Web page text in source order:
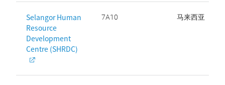
Selangor Human
Resource
Development
Centre (SHRDC)
7A10 马来西亚